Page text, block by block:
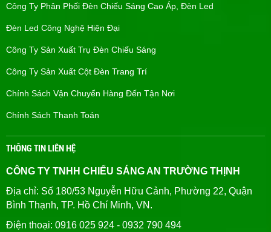
Công Ty Phân Phối Đèn Chiếu Sáng Cao Áp, Đèn Led
Đèn Led Công Nghệ Hiện Đại
Công Ty Sản Xuất Trụ Đèn Chiếu Sáng
Công Ty Sản Xuất Cột Đèn Trang Trí
Chính Sách Vận Chuyển Hàng Đến Tận Nơi
Chính Sách Thanh Toán
THÔNG TIN LIÊN HỆ
CÔNG TY TNHH CHIẾU SÁNG AN TRƯỜNG THỊNH
Địa chỉ: Số 180/53 Nguyễn Hữu Cảnh, Phường 22, Quận
Bình Thạnh, TP. Hồ Chí Minh, VN.
Điện thoại: 0916 025 924 - 0932 790 494